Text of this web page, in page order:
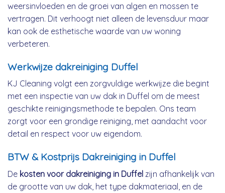
weersinvloeden en de groei van algen en mossen te
vertragen. Dit verhoogt niet alleen de levensduur maar
kan ook de esthetische waarde van uw woning
verbeteren.
Werkwijze dakreiniging Duffel
KJ Cleaning volgt een zorgvuldige werkwijze die begint
met een inspectie van uw dak in Duffel om de meest
geschikte reinigingsmethode te bepalen. Ons team
zorgt voor een grondige reiniging, met aandacht voor
detail en respect voor uw eigendom.
BTW & Kostprijs Dakreiniging in Duffel
De kosten voor dakreiniging in Duffel zijn afhankelijk van
de grootte van uw dak, het type dakmateriaal, en de